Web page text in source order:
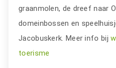
graanmolen, de dreef naar
domeinbossen en
Jacobuskerk. Meer info bij
toerisme